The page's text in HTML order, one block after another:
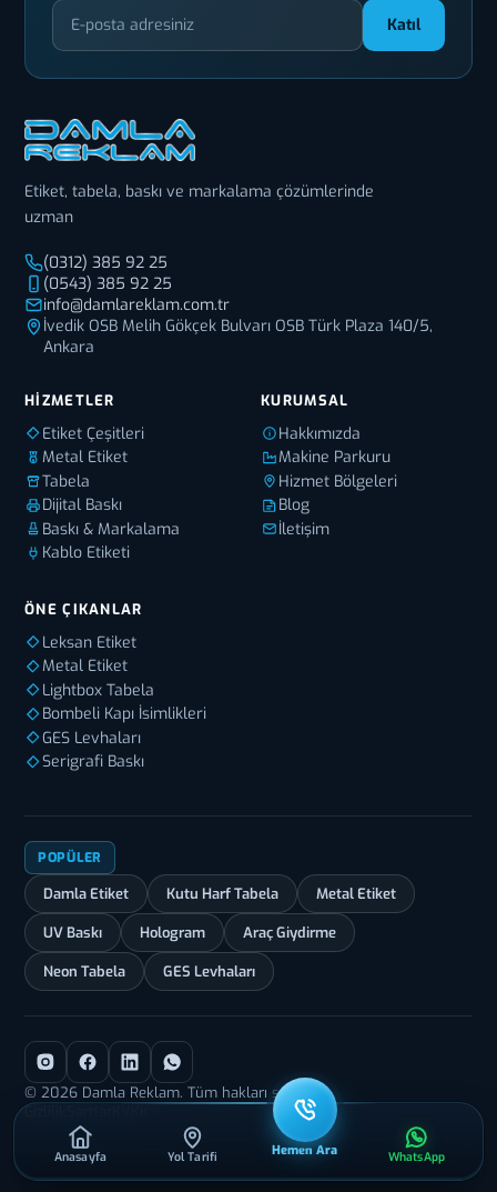
Katıl
Etiket, tabela, baskı ve markalama çözümlerinde
uzman
(0312) 385 92 25
(0543) 385 92 25
info@damlareklam.com.tr
İvedik OSB Melih Gökçek Bulvarı OSB Türk Plaza 140/5,
Ankara
HIZMETLER
Etiket Çeşitleri
Metal Etiket
Tabela
Dijital Baskı
Baskı & Markalama
Kablo Etiketi
KURUMSAL
Hakkımızda
Makine Parkuru
Hizmet Bölgeleri
Blog
İletişim
ÖNE ÇIKANLAR
Leksan Etiket
Metal Etiket
Lightbox Tabela
Bombeli Kapı İsimlikleri
GES Levhaları
Serigrafi Baskı
POPÜLER
Damla Etiket Kutu Harf Tabela Metal Etiket
UV Baskı Hologram Araç Giydirme
Neon Tabela GES Levhaları
© 2026 Damla Reklam. Tüm hakları saklıdır.
Gizlilik
Anasayfa Yol Tarifi Hemen Ara WhatsApp